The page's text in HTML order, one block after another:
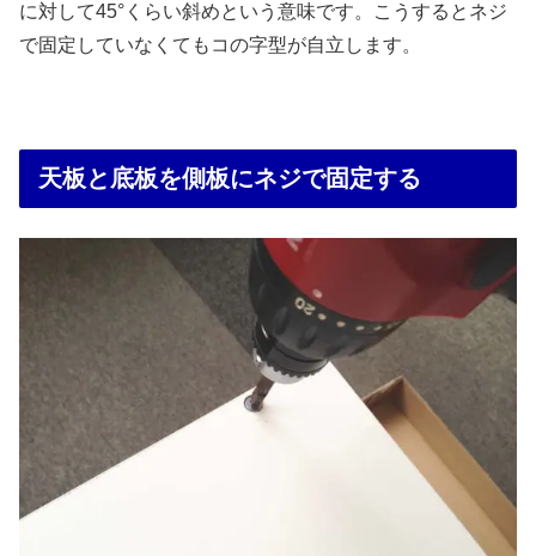
に対して45°くらい斜めという意味です。こうするとネジ
で固定していなくてもコの字型が自立します。
天板と底板を側板にネジで固定する